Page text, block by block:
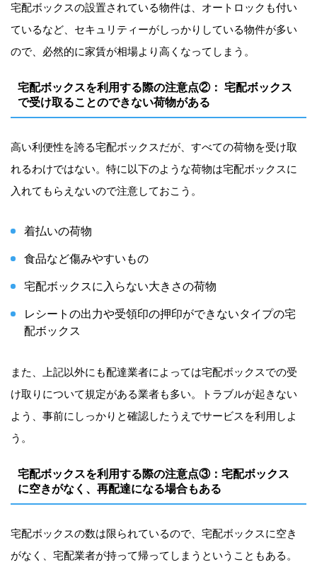
宅配ボックスの設置されている物件は、オートロックも付い
ているなど、セキュリティーがしっかりしている物件が多い
ので、必然的に家賃が相場より高くなってしまう。
宅配ボックスを利用する際の注意点②： 宅配ボックス
で受け取ることのできない荷物がある
高い利便性を誇る宅配ボックスだが、すべての荷物を受け取
れるわけではない。特に以下のような荷物は宅配ボックスに
入れてもらえないので注意しておこう。
着払いの荷物
食品など傷みやすいもの
宅配ボックスに入らない大きさの荷物
レシートの出力や受領印の押印ができないタイプの宅
配ボックス
また、上記以外にも配達業者によっては宅配ボックスでの受
け取りについて規定がある業者も多い。トラブルが起きない
よう、事前にしっかりと確認したうえでサービスを利用しよ
う。
宅配ボックスを利用する際の注意点③：宅配ボックス
に空きがなく、再配達になる場合もある
宅配ボックスの数は限られているので、宅配ボックスに空き
がなく、宅配業者が持って帰ってしまうということもある。